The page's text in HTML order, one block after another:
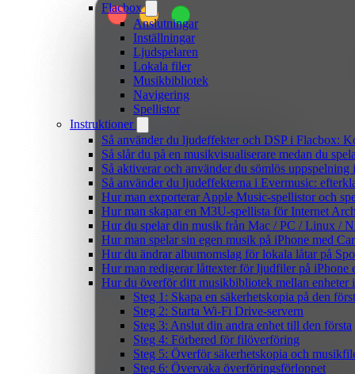
Flacbox
Anslutningar
Inställningar
Ljudspelaren
Lokala filer
Musikbibliotek
Navigering
Spellistor
Instruktioner
Så använder du ljudeffekter och DSP i Flacbox:
Så slår du på en musikvisualiserare medan du
Så aktiverar och använder du sömlös uppspelning
Så använder du ljudeffekterna i Evermusic:
Hur man exporterar Apple Music-spellistor och
Hur man skapar en M3U-spellista för Internet
Hur du spelar din musik från Mac / PC / Linux /
Hur man spelar sin egen musik på iPhone med
Hur du ändrar albumomslag för lokala låtar på
Hur man redigerar låttexter för ljudfiler på iPhone
Hur du överför ditt musikbibliotek mellan enheter
Steg 1: Skapa en säkerhetskopia på den
Steg 2: Starta Wi-Fi Drive-servern
Steg 3: Anslut din andra enhet till den första
Steg 4: Förbered för filöverföring
Steg 5: Överför säkerhetskopia och
Steg 6: Övervaka överföringsförloppet